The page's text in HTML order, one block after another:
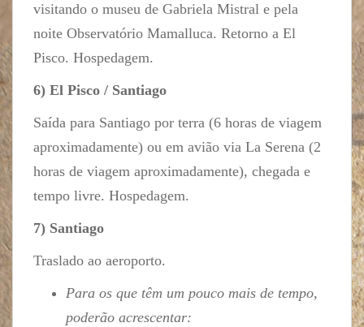
visitando o museu de Gabriela Mistral e pela
noite Observatório Mamalluca. Retorno a El
Pisco. Hospedagem.
6) El Pisco / Santiago
Saída para Santiago por terra (6 horas de viagem
aproximadamente) ou em avião via La Serena (2
horas de viagem aproximadamente), chegada e
tempo livre. Hospedagem.
7) Santiago
Traslado ao aeroporto.
Para os que têm um pouco mais de tempo,
poderão acrescentar: